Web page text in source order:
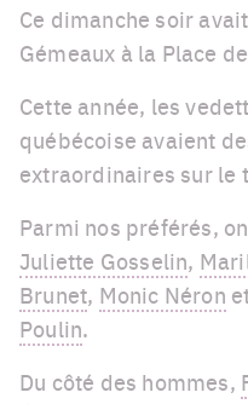
Ce dimanche soir
Gémeaux à la Place
Cette année, les
québécoise avaient
extraordinaires sur le
Parmi nos préférés,
Juliette Gosselin,
Brunet, Monic Néron
Poulin.
Du côté des hommes,